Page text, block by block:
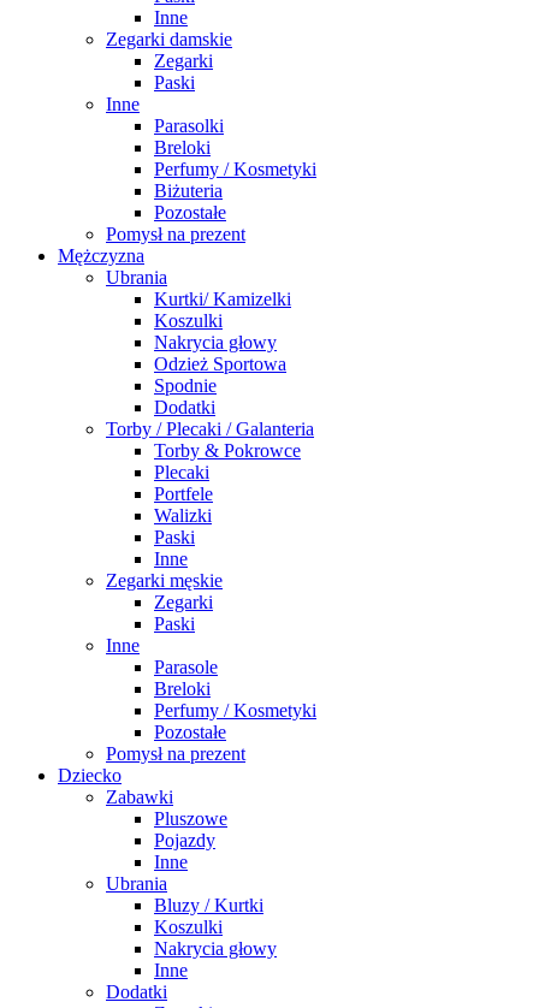
Inne
Zegarki damskie
Zegarki
Paski
Inne
Parasolki
Breloki
Perfumy / Kosmetyki
Biżuteria
Pozostałe
Pomysł na prezent
Mężczyzna
Ubrania
Kurtki/ Kamizelki
Koszulki
Nakrycia głowy
Odzież Sportowa
Spodnie
Dodatki
Torby / Plecaki / Galanteria
Torby & Pokrowce
Plecaki
Portfele
Walizki
Paski
Inne
Zegarki męskie
Zegarki
Paski
Inne
Parasole
Breloki
Perfumy / Kosmetyki
Pozostałe
Pomysł na prezent
Dziecko
Zabawki
Pluszowe
Pojazdy
Inne
Ubrania
Bluzy / Kurtki
Koszulki
Nakrycia głowy
Inne
Dodatki